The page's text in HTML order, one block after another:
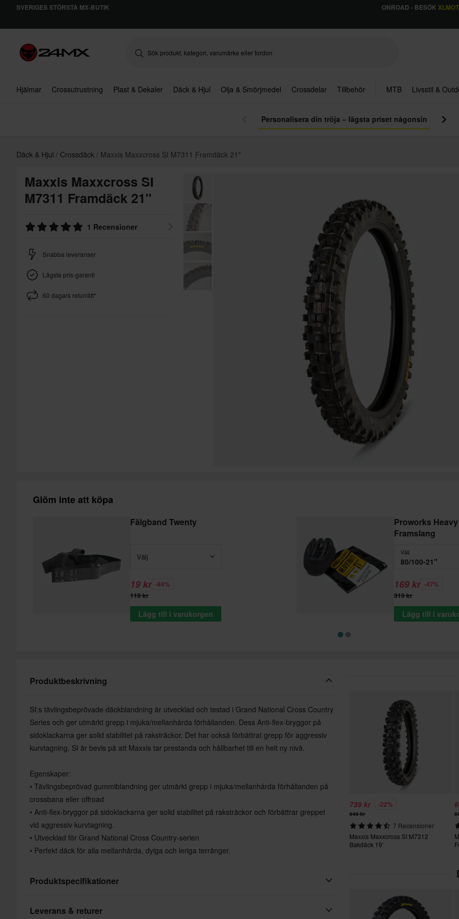
SVERIGES STÖRSTA MX-BUTIK ONROAD - BESÖK
Hjälmar Crossutrustning Plast & Dekaler Däck & Hjul Olja & Smörjmedel Crossdelar Tillbehör MTB Livsstil &
Transportutrustning
Däck & Hjul Crossdäck Maxxis Maxxcross SI M7311 Framdäck 21"
Maxxis Maxxcross SI
M7311 Framdäck 21"
1 Recensioner
Snabba leveranser
Lägsta pris-garanti
60 dagars returrätt*
Glöm inte att köpa
Fälgband Twenty
Välj
19 kr -84%
119 kr
Lägg till i varukorgen
Proworks
Framslang
Välj
80/100-21"
169 kr -47%
319 kr
Lägg till i
Produktbeskrivning
SI:s tävlingsbeprövade däckblandning är utvecklad och testad i Grand National Cross Country
Series och ger utmärkt grepp i mjuka/mellanhårda förhållanden. Dess Anti-flex-bryggor på
sidoklackarna ger solid stabilitet på raksträckor. Det har också förbättrat grepp för aggressiv
kurvtagning. SI är bevis på att Maxxis tar prestanda och hållbarhet till en helt ny nivå.
Egenskaper:
• Tävlingsbeprövad gummiblandning ger utmärkt grepp i mjuka/mellanhårda förhållanden på
crossbana eller offroad
• Anti-flex-bryggor på sidoklackarna ger solid stabilitet på raksträckor och förbättrar greppet
vid aggressiv kurvtagning.
• Utvecklad för Grand National Cross Country-serien
• Perfekt däck för alla mellanhårda, dyiga och leriga terränger.
Produktspecifikationer
Terräng
Leverans & returer
739 kr -22%
949 kr
7 Recensioner
Maxxis Maxxcross SI M7312
Bakdäck 19'